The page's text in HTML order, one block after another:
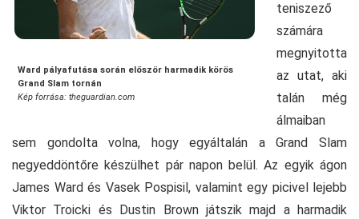
Ward pályafutása során először harmadik körös
Grand Slam tornán
Kép forrása: theguardian.com
teniszező
számára
megnyitotta
az utat, aki
talán még
álmaiban
sem gondolta volna, hogy egyáltalán a Grand Slam
negyeddöntőre készülhet pár napon belül. Az egyik ágon
James Ward és Vasek Pospisil, valamint egy picivel lejebb
Viktor Troicki és Dustin Brown játszik majd a harmadik